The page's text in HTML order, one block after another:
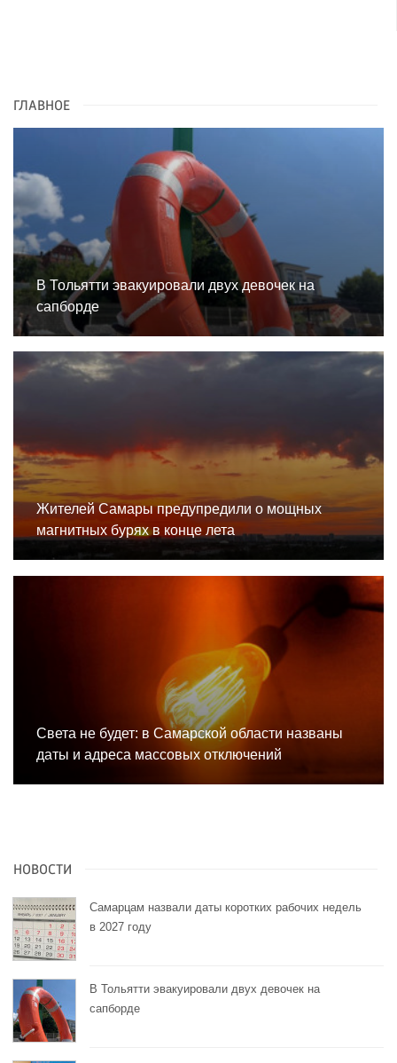
ГЛАВНОЕ
В Тольятти эвакуировали двух девочек на
сапборде
Жителей Самары предупредили о мощных
магнитных бурях в конце лета
Света не будет: в Самарской области названы
даты и адреса массовых отключений
НОВОСТИ
Самарцам назвали даты коротких рабочих недель
в 2027 году
В Тольятти эвакуировали двух девочек на
сапборде